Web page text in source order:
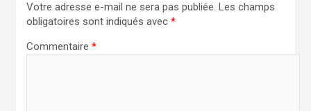
Votre adresse e-mail ne sera pas publiée. Les champs
obligatoires sont indiqués avec *
Commentaire *